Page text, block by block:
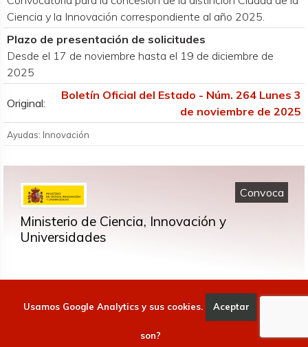
Ayudas: Innovación
Ciencia y la Innovación correspondiente al año 2025.
Plazo de presentación de solicitudes
Desde el 17 de noviembre hasta el 19 de diciembre de
2025
Original:
Boletín Oficial del Estado - Núm. 264 Lunes 3
de noviembre de 2025
Convoca
Ministerio de Ciencia, Innovación y
Universidades
Usamos Google Analytics y sus cookies. Aceptar
son?